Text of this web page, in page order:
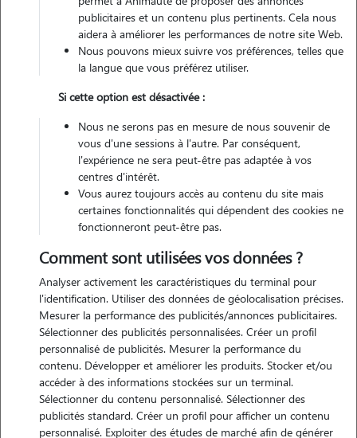
Garde d'animaux Pension chien Meuse (55)
Trouvez votre pension pour
chien dans la Meuse (55)
Testez Animaute pour la garde de votre
toutou
Grâce à son vaste réseau de dog sitters, Animaute vous permet
de trouver rapidement et facilement un gardien pour votre
Je découvre
publicitaires et un contenu plus pertinents. Cela nous
aidera à améliorer les performances de notre site Web.
Nous pouvons mieux suivre vos préférences, telles que
la langue que vous préférez utiliser.
Si cette option est désactivée :
Nous ne serons pas en mesure de nous souvenir de
vous d'une sessions à l'autre. Par conséquent,
l'expérience ne sera peut-être pas adaptée à vos
centres d'intérêt.
Vous aurez toujours accès au contenu du site mais
certaines fonctionnalités qui dépendent des cookies ne
fonctionneront peut-être pas.
Comment sont utilisées vos données ?
Analyser activement les caractéristiques du terminal pour
l'identification. Utiliser des données de géolocalisation précises.
Mesurer la performance des publicités/annonces publicitaires.
Sélectionner des publicités personnalisées. Créer un profil
personnalisé de publicités. Mesurer la performance du
contenu. Développer et améliorer les produits. Stocker et/ou
accéder à des informations stockées sur un terminal.
Sélectionner du contenu personnalisé. Sélectionner des
publicités standard. Créer un profil pour afficher un contenu
personnalisé. Exploiter des études de marché afin de générer